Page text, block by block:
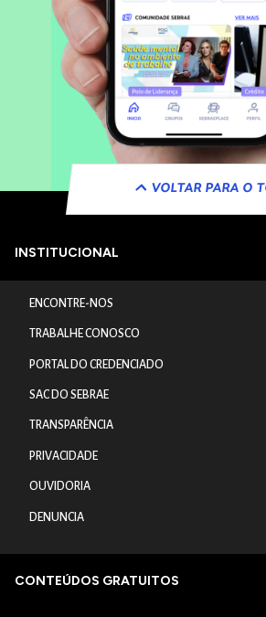
VOLTAR PARA O
INSTITUCIONAL
ENCONTRE-NOS
TRABALHE CONOSCO
PORTAL DO CREDENCIADO
SAC DO SEBRAE
TRANSPARÊNCIA
PRIVACIDADE
OUVIDORIA
DENUNCIA
CONTEÚDOS GRATUITOS